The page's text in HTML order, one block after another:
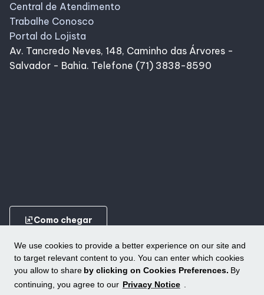
We use cookies to provide a better experience on our site and
to target relevant content to you. You can enter which cookies
you allow to share by clicking on Cookies Preferences. By
continuing, you agree to our Privacy Notice .
Central de Atendimento
Trabalhe Conosco
Portal do Lojista
Av. Tancredo Neves, 148, Caminho das Árvores -
Salvador - Bahia. Telefone (71) 3838-8590
ungroupComo chegar